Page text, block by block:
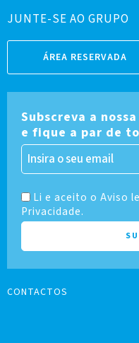
JUNTE-SE AO GRUPO
ÁREA RESERVADA
Subscreva a
e fique a par de
Li e aceito o Aviso
Privacidade.
CONTACTOS